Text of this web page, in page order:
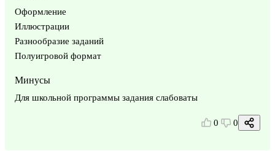
Оформление
Иллюстрации
Разнообразие заданий
Полуигровой формат
Минусы
Для школьной программы задания слабоваты
0 0